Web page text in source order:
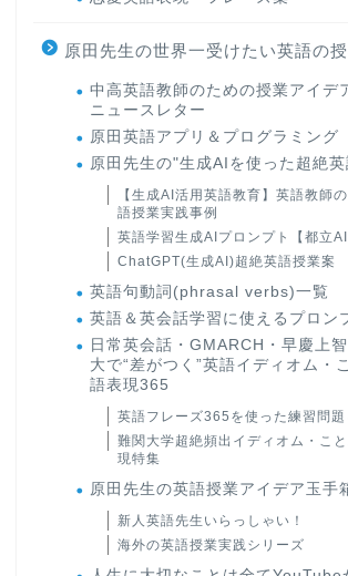
原田先生の世界一受けたい英語の
中高英語教師のための授業アイデ
ニュースレター
原田英語アプリ＆プログラミング
原田先生の"生成AIを使った超絶英
【生成AI活用英語教育】英語教師
語授業実践事例
英語学習生成AIプロンプト【都立AI
ChatGPT(生成AI)超絶英語授業案
英語句動詞(phrasal verbs)一覧
英語＆英会話学習に使えるプロン
日常英会話・GMARCH・早慶上
大で“差がつく”英語イディオム・
語表現365
英語フレーズ365を使った練習問
難関大学超絶頻出イディオム・こ
現特集
原田先生の英語授業アイデア玉手
新人英語先生いらっしゃい！
海外の英語授業実践シリーズ